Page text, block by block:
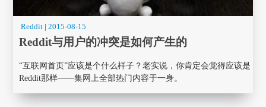
Reddit |2015-08-15
Reddit与用户的冲突是如何产生的
“互联网首页”应该是个什么样子？老实说，你肯定会觉得应该是
Reddit那样——集网上全部热门内容于一身。